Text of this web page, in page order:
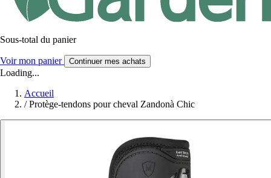
Sous-total du panier
Voir mon panier Continuer mes achats
Loading...
Accueil
/ Protège-tendons pour cheval Zandonà Chic